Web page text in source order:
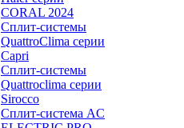
CORAL 2024
Сплит-системы
QuattroClima серии
Capri
Сплит-системы
Quattroclima серии
Sirocco
Сплит-система AC